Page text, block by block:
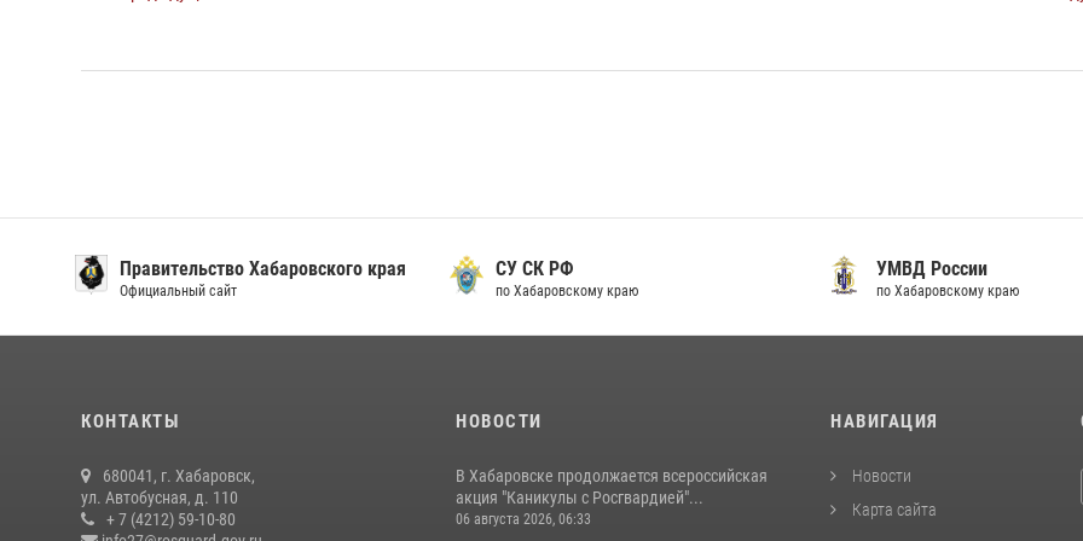
Правительство Хабаровского края
Официальный сайт
СУ СК РФ
по Хабаровскому краю
УМВД России
по Хабаровскому краю
КОНТАКТЫ
680041, г. Хабаровск,
ул. Автобусная, д. 110
+ 7 (4212) 59-10-80
НОВОСТИ
В Хабаровске продолжается всероссийская
акция "Каникулы с Росгвардией"...
06 августа 2026, 06:33
НАВИГАЦИЯ
Новости
Карта сайта